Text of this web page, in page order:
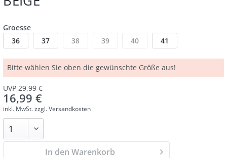
Groesse
36
37 38 39 40 41
Bitte wählen Sie oben die gewünschte Größe aus!
UVP 29,99 €
16,99 €
inkl. MwSt.zzgl. Versandkosten
In den Warenkorb